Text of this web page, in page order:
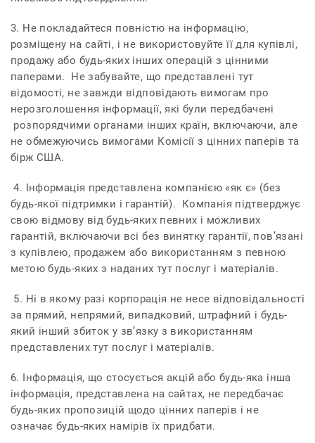
3. Не покладайтеся повністю на інформацію,
розміщену на сайті, і не використовуйте її для купівлі,
продажу або будь-яких інших операцій з цінними
паперами. Не забувайте, що представлені тут
відомості, не завжди відповідають вимогам про
нерозголошення інформації, які були передбачені
розпорядчими органами інших країн, включаючи, але
не обмежуючись вимогами Комісії з цінних паперів та
бірж США.
4. Інформація представлена ​​компанією «як є» (без
будь-якої підтримки і гарантій). Компанія підтверджує
свою відмову від будь-яких певних і можливих
гарантій, включаючи всі без винятку гарантії, пов’язані
з купівлею, продажем або використанням з певною
метою будь-яких з наданих тут послуг і матеріалів.
5. Ні в якому разі корпорація не несе відповідальності
за прямий, непрямий, випадковий, штрафний і будь-
який інший збиток у зв’язку з використанням
представлених тут послуг і матеріалів.
6. Інформація, що стосується акцій або будь-яка інша
інформація, представлена ​​на сайтах, не передбачає
будь-яких пропозицій щодо цінних паперів і не
означає будь-яких намірів їх придбати.